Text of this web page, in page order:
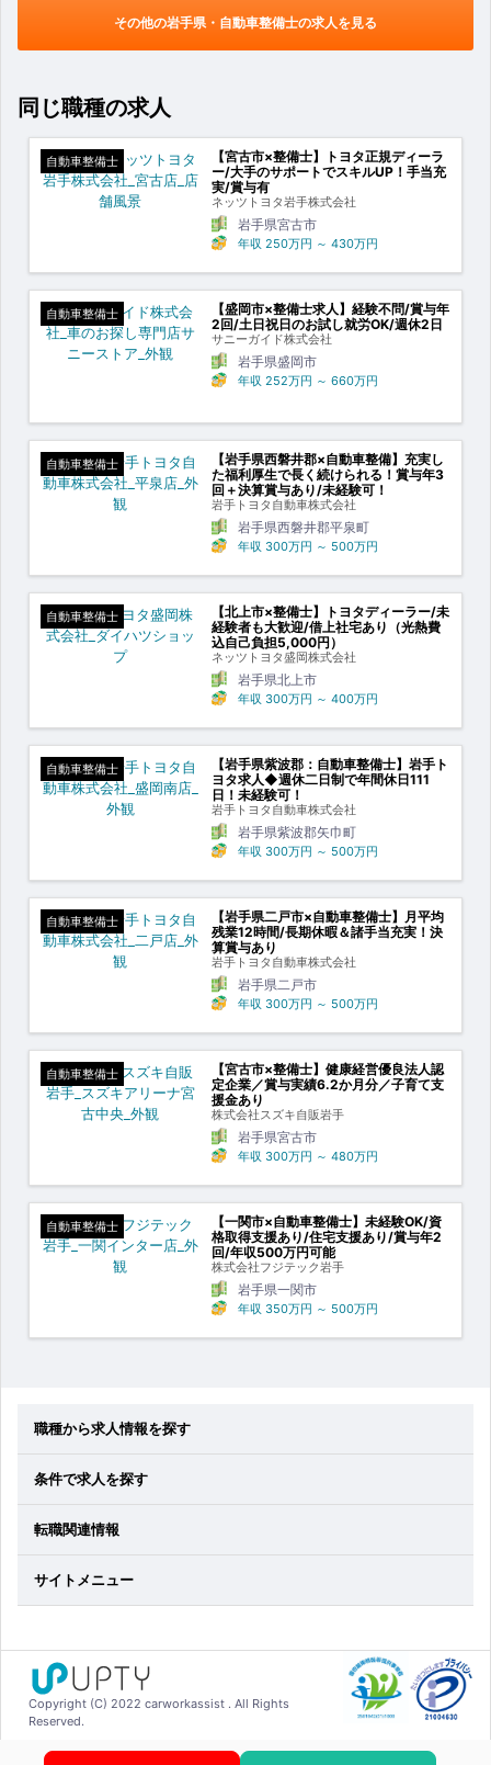
その他の岩手県・自動車整備士の求人を見る
同じ職種の求人
自動車整備士
【宮古市×整備士】トヨタ正規ディーラ
ー/大手のサポートでスキルUP！手当充
実/賞与有
ネッツトヨタ岩手株式会社
岩手県宮古市
年収 250万円 ～ 430万円
自動車整備士
【盛岡市×整備士求人】経験不問/賞与年
2回/土日祝日のお試し就労OK/週休2日
サニーガイド株式会社
岩手県盛岡市
年収 252万円 ～ 660万円
自動車整備士
【岩手県西磐井郡×自動車整備】充実し
た福利厚生で長く続けられる！賞与年3
回＋決算賞与あり/未経験可！
岩手トヨタ自動車株式会社
岩手県西磐井郡平泉町
年収 300万円 ～ 500万円
自動車整備士
【北上市×整備士】トヨタディーラー/未
経験者も大歓迎/借上社宅あり（光熱費
込自己負担5,000円）
ネッツトヨタ盛岡株式会社
岩手県北上市
年収 300万円 ～ 400万円
自動車整備士
【岩手県紫波郡：自動車整備士】岩手ト
ヨタ求人◆週休二日制で年間休日111
日！未経験可！
岩手トヨタ自動車株式会社
岩手県紫波郡矢巾町
年収 300万円 ～ 500万円
自動車整備士
【岩手県二戸市×自動車整備士】月平均
残業12時間/長期休暇＆諸手当充実！決
算賞与あり
岩手トヨタ自動車株式会社
岩手県二戸市
年収 300万円 ～ 500万円
自動車整備士
【宮古市×整備士】健康経営優良法人認
定企業／賞与実績6.2か月分／子育て支
援金あり
株式会社スズキ自販岩手
岩手県宮古市
年収 300万円 ～ 480万円
自動車整備士
【一関市×自動車整備士】未経験OK/資
格取得支援あり/住宅支援あり/賞与年2
回/年収500万円可能
株式会社フジテック岩手
岩手県一関市
年収 350万円 ～ 500万円
職種から求人情報を探す
条件で求人を探す
転職関連情報
サイトメニュー
Copyright (C) 2022 carworkassist . All Rights
Reserved.